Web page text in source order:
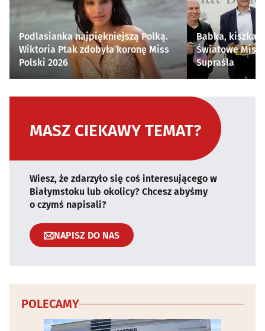
Podlasianka najpiękniejszą Polką.
Wiktoria Ptak zdobyła koronę Miss
Polski 2026
Babka, kiszka i
Światowe
Supraśla
MASZ CIEKAWY TEMAT?
Wiesz, że zdarzyło się coś interesującego w
Białymstoku lub okolicy? Chcesz abyśmy
o czymś napisali?
NAPISZ DO NAS
POLECAMY